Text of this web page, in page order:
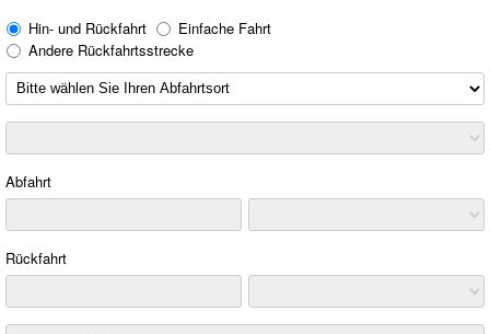
Hin- und Rückfahrt
Einfache Fahrt
Andere Rückfahrtsstrecke
Abfahrt
Rückfahrt